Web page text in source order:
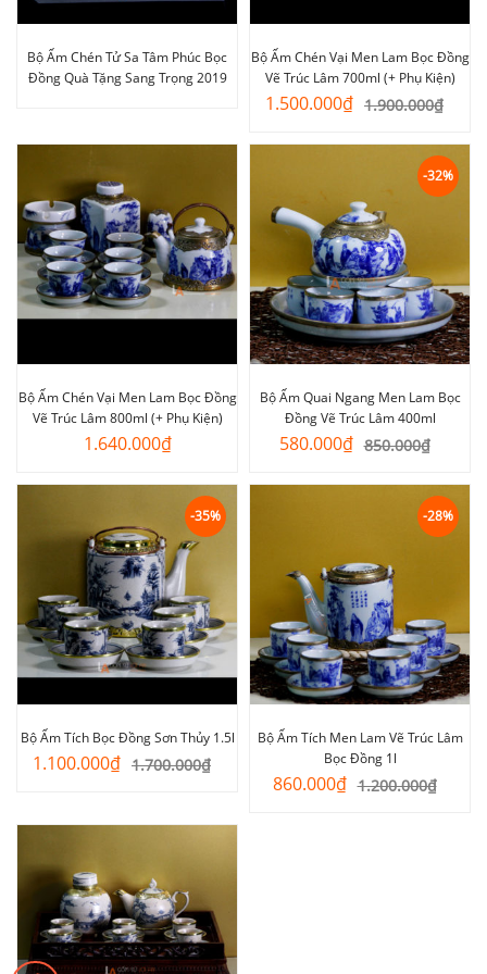
Bộ Ấm Chén Tử Sa Tâm Phúc Bọc
Đồng Quà Tặng Sang Trọng 2019
Bộ Ấm Chén Vại Men Lam Bọc Đồng
Vẽ Trúc Lâm 700ml (+ Phụ Kiện)
1.900.000₫
Giá
là:
1.500.000₫Giá
tại
1.500.000₫.
Bộ Ấm Chén Vại Men Lam Bọc Đồng
Vẽ Trúc Lâm 800ml (+ Phụ Kiện)
1.640.000₫
-32%
Bộ Ấm Quai Ngang Men Lam Bọc
Đồng Vẽ Trúc Lâm 400ml
850.000₫
Giá
là:
580.000₫Giá
tại
580.000₫.
-35%
Bộ Ấm Tích Bọc Đồng Sơn Thủy 1.5l
1.700.000₫
Giá
1.700.000₫.
1.100.000₫Giá
là:
-28%
Bộ Ấm Tích Men Lam Vẽ Trúc Lâm
Bọc Đồng 1l
1.200.000₫
Giá
860.000₫Giá